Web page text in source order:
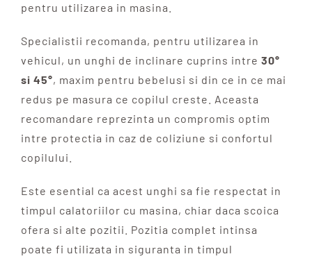
pentru utilizarea in masina.
Specialistii recomanda, pentru utilizarea in
vehicul, un unghi de inclinare cuprins intre 30°
si 45°, maxim pentru bebelusi si din ce in ce mai
redus pe masura ce copilul creste. Aceasta
recomandare reprezinta un compromis optim
intre protectia in caz de coliziune si confortul
copilului.
Este esential ca acest unghi sa fie respectat in
timpul calatoriilor cu masina, chiar daca scoica
ofera si alte pozitii. Pozitia complet intinsa
poate fi utilizata in siguranta in timpul